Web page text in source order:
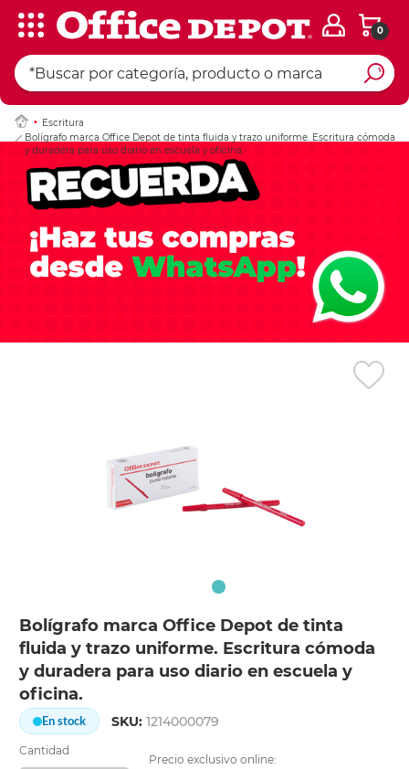
0
Escritura
Bolígrafo marca Office Depot de tinta fluida y trazo uniforme. Escritura cómoda
y duradera para uso diario en escuela y oficina.
Bolígrafo marca Office Depot de tinta
fluida y trazo uniforme. Escritura cómoda
y duradera para uso diario en escuela y
oficina.
En stock SKU:1214000079
Cantidad
Precio exclusivo online:
Ingresar Codigo